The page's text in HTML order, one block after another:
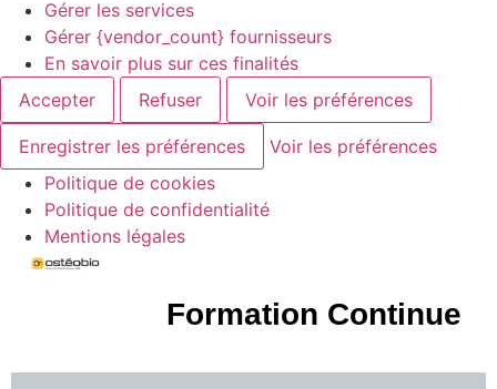
Gérer les services
Gérer {vendor_count} fournisseurs
En savoir plus sur ces finalités
Accepter
Refuser Voir les préférences
Enregistrer les préférences
Voir les préférences
Politique de cookies
Politique de confidentialité
Mentions légales
Formation Continue